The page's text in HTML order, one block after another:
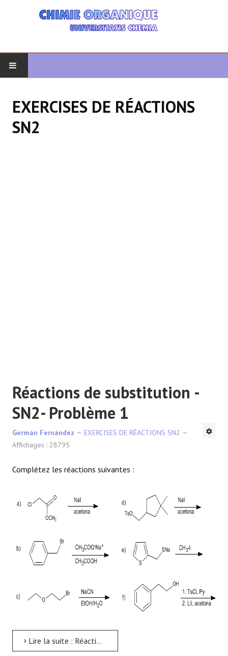
CHIMIE ORGANIQUE
EXERCISES DE RÉACTIONS
SN2
Réactions de substitution -
SN2- Problème 1
Germán Fernández
EXERCISES DE RÉACTIONS SN2
Affichages : 28795
Complétez les réactions suivantes :
Lire la suite : Réactions de substitution -SN2- Problème 1